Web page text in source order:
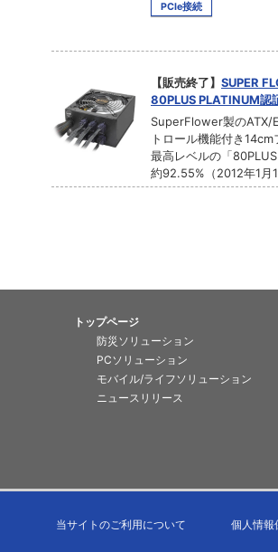
PCIe接続
【販売終了】 SUPER
80PLUS PLATINUM
SuperFlower製のATX/
トロール機能付き
最高レベルの「
約92.55%（2012年1月
トップページ
防災ソリューション
PCソリューション
モバイル/ライフソリューション
ニュースリリース
当サイトのご利用について 個人情報